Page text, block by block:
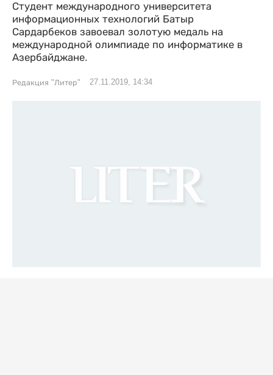
Студент международного университета
информационных технологий Батыр
Сардарбеков завоевал золотую медаль на
международной олимпиаде по информатике в
Азербайджане.
Редакция "Литер" 27.11.2019, 14:34